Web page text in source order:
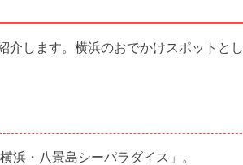
介します。横浜のおでかけスポットとし
浜・八景島シーパラダイス」。